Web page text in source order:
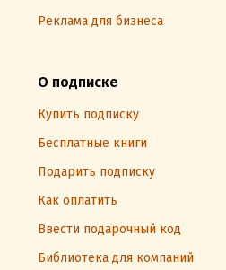
Реклама для бизнеса
О подписке
Купить подписку
Бесплатные книги
Подарить подписку
Как оплатить
Ввести подарочный код
Библиотека для компаний